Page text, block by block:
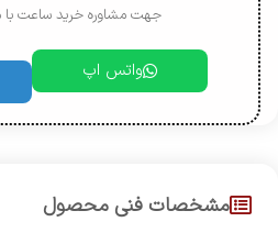
جهت مشاوره خرید ساعت با
واتس اپ
مشخصات فنی محصول